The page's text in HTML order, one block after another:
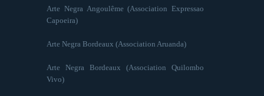
Arte Negra Angoulême (Association Expressao
Capoeira)
Arte Negra Bordeaux (Association Aruanda)
Arte Negra Bordeaux (Association Quilombo
Vivo)